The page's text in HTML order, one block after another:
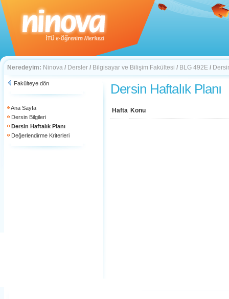
Neredeyim: Ninova / Dersler / Bilgisayar ve Bilişim Fakültesi / BLG 492E /
Fakülteye dön
Ana Sayfa
Dersin Bilgileri
Dersin Haftalık Planı
Değerlendirme Kriterleri
Dersin Haftalık Planı
Hafta Konu